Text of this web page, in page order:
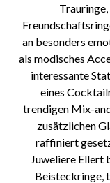
an besonders
als modisches
interessante
eines
trendigen Mix-
zusätzlichen
raffiniert
Juweliere Ellert
Beisteckringe,